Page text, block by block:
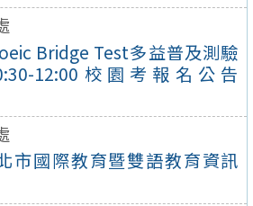
Bridge Test多益普及測驗
12:00校園考報名公告
市國際教育暨雙語教育資訊